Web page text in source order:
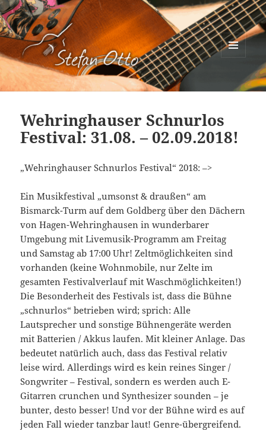
Stefan Otto
WIDGETS
Wehringhauser Schnurlos
Festival: 31.08. – 02.09.2018!
„Wehringhauser Schnurlos Festival“ 2018: –>
Ein Musikfestival „umsonst & draußen“ am
Bismarck-Turm auf dem Goldberg über den Dächern
von Hagen-Wehringhausen in wunderbarer
Umgebung mit Livemusik-Programm am Freitag
und Samstag ab 17:00 Uhr! Zeltmöglichkeiten sind
vorhanden (keine Wohnmobile, nur Zelte im
gesamten Festivalverlauf mit Waschmöglichkeiten!)
Die Besonderheit des Festivals ist, dass die Bühne
„schnurlos“ betrieben wird; sprich: Alle
Lautsprecher und sonstige Bühnengeräte werden
mit Batterien / Akkus laufen. Mit kleiner Anlage. Das
bedeutet natürlich auch, dass das Festival relativ
leise wird. Allerdings wird es kein reines Singer /
Songwriter – Festival, sondern es werden auch E-
Gitarren crunchen und Synthesizer sounden – je
bunter, desto besser! Und vor der Bühne wird es auf
jeden Fall wieder tanzbar laut! Genre-übergreifend.